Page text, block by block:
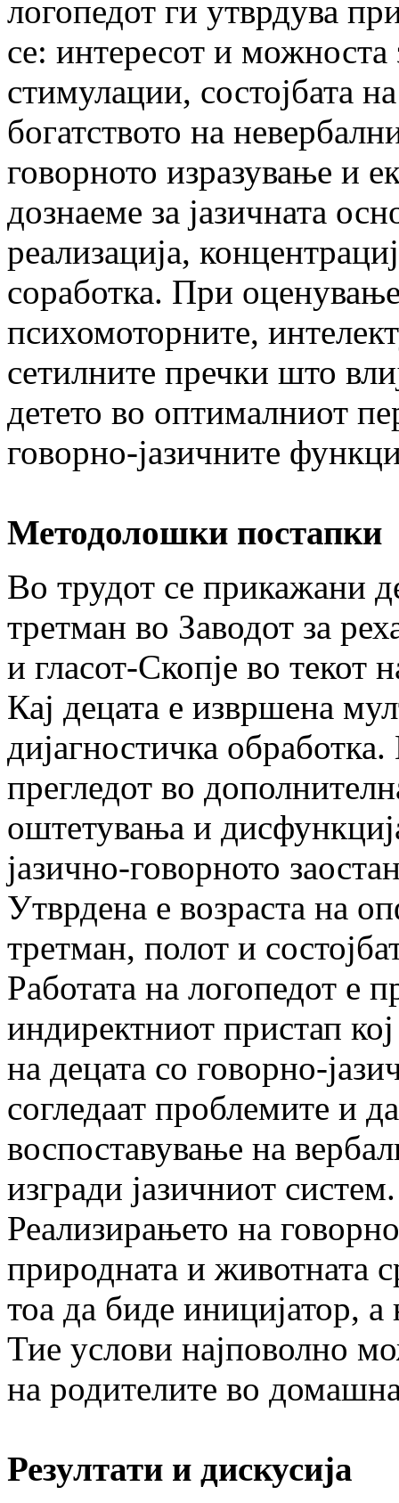
логопедот ги утврдува
се: интересот и можноста
стимулации, состојбата
богатството на
говорното изразување и
дознаеме за јазичната
реализација,
соработка. При
психомоторните,
сетилните пречки што
детето во оптималниот
говорно-јазичните
Методолошки постапки
Во трудот се прикажани
третман во Заводот за
и гласот-Скопје во текот
Кај децата е извршена
дијагностичка
прегледот во
оштетувања и
јазично-говорното
Утврдена е возраста на
третман, полот и
Работата на логопедот е
индиректниот пристап
на децата со говорно-
согледаат проблемите и
воспоставување на
изгради јазичниот систем.
Реализирањето на
природната и животната
тоа да биде иницијатор,
Тие услови најповолно
на родителите во
Резултати и дискусија